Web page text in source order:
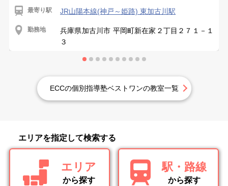
最寄り駅 JR山陽本線(神戸～姫路) 東加古川駅
勤務地
兵庫県加古川市 平岡町新在家２丁目２７１－１
３
ECCの個別指導塾ベストワンの教室一覧
エリアを指定して検索する
エリア
から探す
駅・路線
から探す